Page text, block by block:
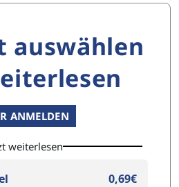
auswählen
ANMELDEN
weiterlesen
0,69€